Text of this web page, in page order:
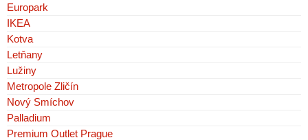
Europark
IKEA
Kotva
Letňany
Lužiny
Metropole Zličín
Nový Smíchov
Palladium
Premium Outlet Prague